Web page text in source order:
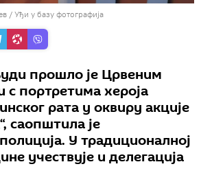
/ Уђи у базу фотографија
прошло је Црвеним
с портретима хероја
рата у оквиру акције
саопштила је
У традиционалној
учествује и делегација